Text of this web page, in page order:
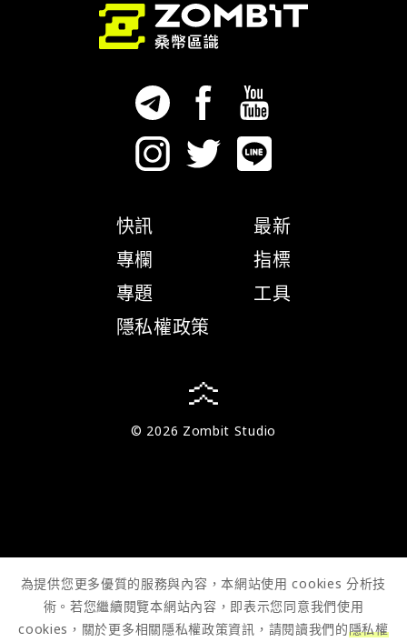
快訊
專欄
專題
隱私權政策
最新
指標
工具
© 2026 Zombit Studio
為提供您更多優質的服務與內容，本網站使用 cookies 分析技
術。若您繼續閱覽本網站內容，即表示您同意我們使用
cookies，關於更多相關隱私權政策資訊，請閱讀我們的隱私權